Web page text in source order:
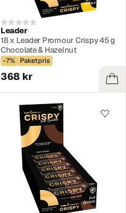
Leader
18 x Leader Promour Crispy 45 g
Chocolate & Hazelnut
-7% Paketpris
368 kr